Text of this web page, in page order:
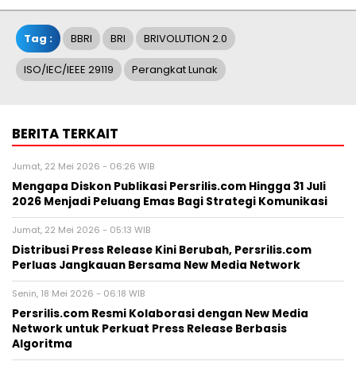
Tag : BBRI BRI BRIVOLUTION 2.0
ISO/IEC/IEEE 29119 Perangkat Lunak
BERITA TERKAIT
Jumat, 22 Mei 2026 - 06:26 WIB
Mengapa Diskon Publikasi Persrilis.com Hingga 31 Juli
2026 Menjadi Peluang Emas Bagi Strategi Komunikasi
Jumat, 22 Mei 2026 - 05:13 WIB
Distribusi Press Release Kini Berubah, Persrilis.com
Perluas Jangkauan Bersama New Media Network
Senin, 18 Mei 2026 - 06:18 WIB
Persrilis.com Resmi Kolaborasi dengan New Media
Network untuk Perkuat Press Release Berbasis
Algoritma